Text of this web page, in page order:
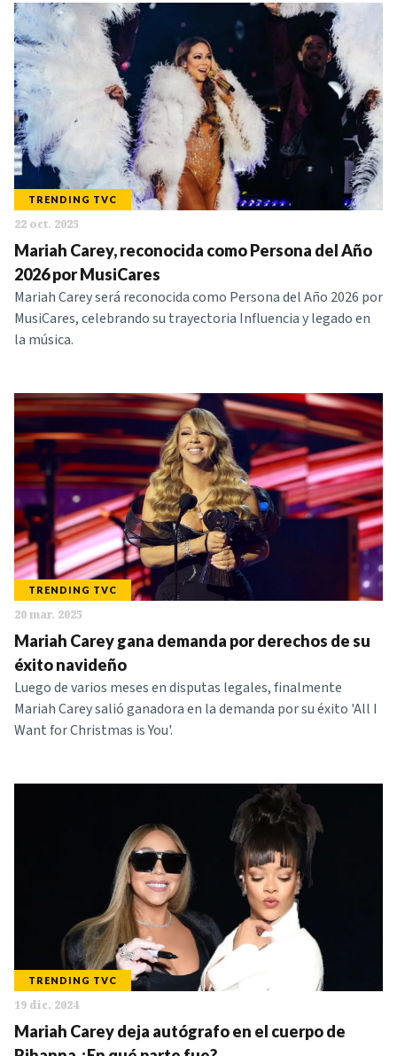
TRENDING TVC
22 oct. 2025
Mariah Carey, reconocida como Persona del Año
2026 por MusiCares
Mariah Carey será reconocida como Persona del Año 2026 por
MusiCares, celebrando su trayectoria Influencia y legado en
la música.
TRENDING TVC
20 mar. 2025
Mariah Carey gana demanda por derechos de su
éxito navideño
Luego de varios meses en disputas legales, finalmente
Mariah Carey salió ganadora en la demanda por su éxito 'All I
Want for Christmas is You'.
TRENDING TVC
19 dic. 2024
Mariah Carey deja autógrafo en el cuerpo de